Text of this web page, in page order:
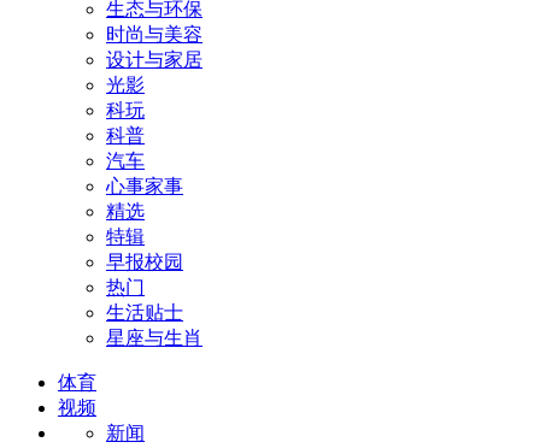
生态与环保
时尚与美容
设计与家居
光影
科玩
科普
汽车
心事家事
精选
特辑
早报校园
热门
生活贴士
星座与生肖
体育
视频
新闻